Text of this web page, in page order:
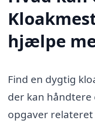
hjælpe
Find en dygtig
der kan
opgaver